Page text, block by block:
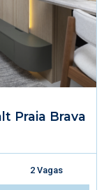
Praia Brava
2 Vagas